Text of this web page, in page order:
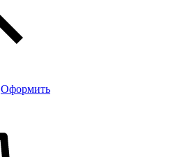
Оформить